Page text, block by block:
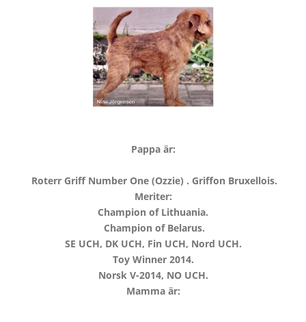
Pappa är:
Roterr Griff Number One (Ozzie) . Griffon Bruxellois.
Meriter:
Champion of Lithuania.
Champion of Belarus.
SE UCH, DK UCH, Fin UCH, Nord UCH.
Toy Winner 2014.
Norsk V-2014, NO UCH.
Mamma är: